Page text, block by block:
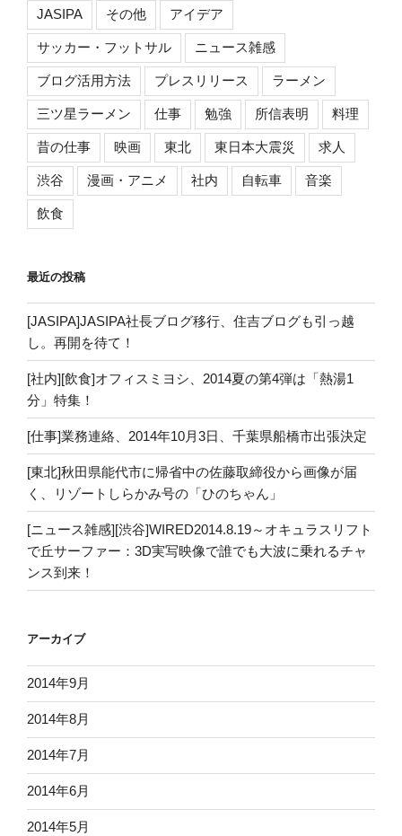
JASIPA その他 アイデア
サッカー・フットサル ニュース雑感
ブログ活用方法 プレスリリース ラーメン
三ツ星ラーメン 仕事 勉強 所信表明 料理
昔の仕事 映画 東北 東日本大震災 求人
渋谷 漫画・アニメ 社内 自転車 音楽
飲食
最近の投稿
[JASIPA]JASIPA社長ブログ移行、住吉ブログも引っ越
し。再開を待て！
[社内][飲食]オフィスミヨシ、2014夏の第4弾は「熱湯1
分」特集！
[仕事]業務連絡、2014年10月3日、千葉県船橋市出張決定
[東北]秋田県能代市に帰省中の佐藤取締役から画像が届
く、リゾートしらかみ号の「ひのちゃん」
[ニュース雑感][渋谷]WIRED2014.8.19～オキュラスリフト
で丘サーファー：3D実写映像で誰でも大波に乗れるチャ
ンス到来！
アーカイブ
2014年9月
2014年8月
2014年7月
2014年6月
2014年5月